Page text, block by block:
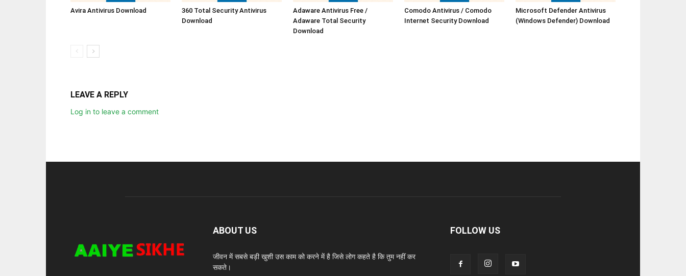
Avira Antivirus Download
360 Total Security Antivirus
Download
Adaware Antivirus Free /
Adaware Total Security
Download
Comodo Antivirus / Comodo
Internet Security Download
Microsoft Defender Antivirus
(Windows Defender) Download
LEAVE A REPLY
Log in to leave a comment
ABOUT US
जीवन में सबसे बड़ी खुशी उस काम को करने में है जिसे लोग कहते है कि तुम नहीं कर
सकते।
FOLLOW US